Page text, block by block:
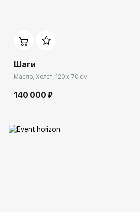
Шаги
Масло, Холст, 120 x 70 см
140 000 ₽